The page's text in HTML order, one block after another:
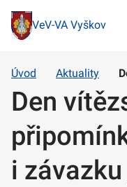
VeV-VA Vyškov
Úvod Aktuality
Den
i